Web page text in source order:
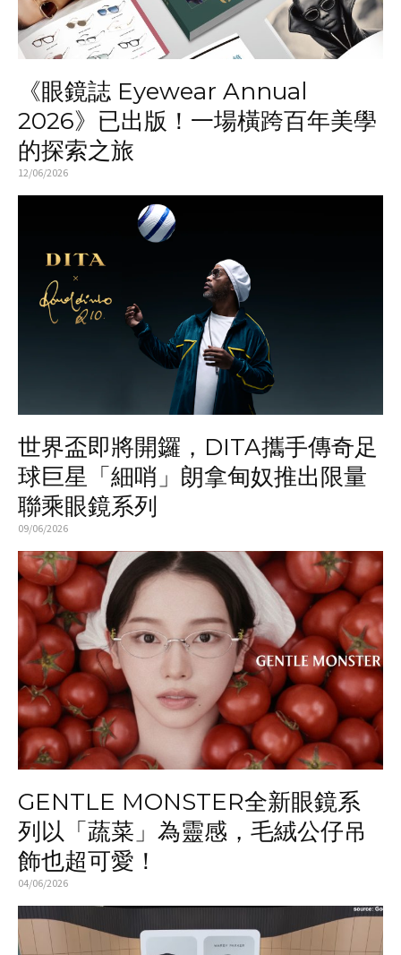
《眼鏡誌 Eyewear Annual
2026》已出版！一場橫跨百年美學
的探索之旅
12/06/2026
世界盃即將開鑼，DITA攜手傳奇足
球巨星「細哨」朗拿甸奴推出限量
聯乘眼鏡系列
09/06/2026
GENTLE MONSTER全新眼鏡系
列以「蔬菜」為靈感，毛絨公仔吊
飾也超可愛！
04/06/2026